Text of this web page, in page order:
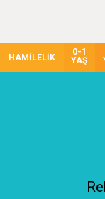
HAMİLELİK
0-1
YAŞ